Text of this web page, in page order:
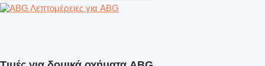
Λεπτομέρειες για ABG